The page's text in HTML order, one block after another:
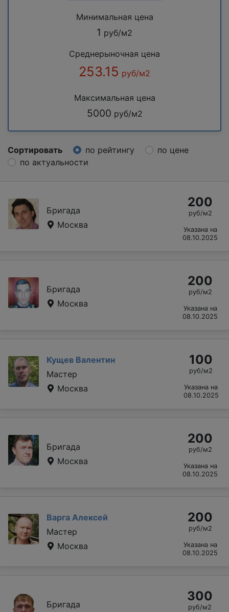
Минимальная цена
1 руб/м2
Среднерыночная цена
253.15 руб/м2
Максимальная цена
5000 руб/м2
Сортировать по рейтингу
по цене
по актуальности
Бригада
Москва
200
руб/м2
Указана на
08.10.2025
Бригада
Москва
200
руб/м2
Указана на
08.10.2025
Кущев Валентин
Мастер
Москва
100
руб/м2
Указана на
08.10.2025
Бригада
Москва
200
руб/м2
Указана на
08.10.2025
Варга Алексей
Мастер
Москва
200
руб/м2
Указана на
08.10.2025
Бригада
300
руб/м2